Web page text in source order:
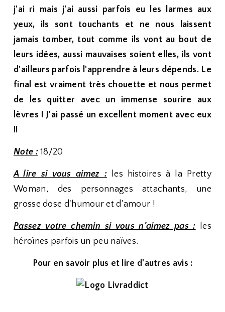
j'ai ri mais j'ai aussi parfois eu les larmes aux
yeux, ils sont touchants et ne nous laissent
jamais tomber, tout comme ils vont au bout de
leurs idées, aussi mauvaises soient elles, ils vont
d'ailleurs parfois l'apprendre à leurs dépends. Le
final est vraiment très chouette et nous permet
de les quitter avec un immense sourire aux
lèvres ! J'ai passé un excellent moment avec eux
!!
Note :18/20
A lire si vous aimez :les histoires à la Pretty
Woman, des personnages attachants, une
grosse dose d'humour et d'amour !
Passez votre chemin si vous n'aimez pas : les
héroïnes parfois un peu naïves.
Pour en savoir plus et lire d'autres avis :